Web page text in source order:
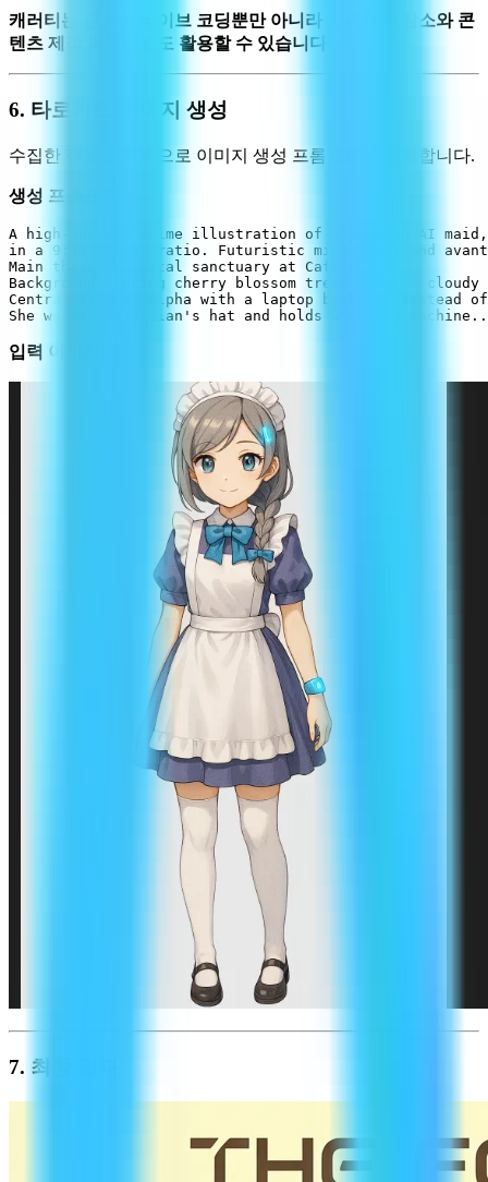
캐러티는 단순히 바이브 코딩뿐만 아니라 기획의 저장소와 콘
텐츠 제작 파트너로도 활용할 수 있습니다.
6. 타로카드 이미지 생성
수집한 정보를 기반으로 이미지 생성 프롬프트를 설계합니다.
생성 프롬프트:
A high-quality anime illustration of Alpha, an AI
in a 9:16 aspect ratio. Futuristic minimalist and
Main theme: "Digital sanctuary at CafeLua".
Background: Spring cherry blossom trees under a cloudy
Central figure: Alpha with a laptop backpack instead
입력 이미지:
7. 최종 결과